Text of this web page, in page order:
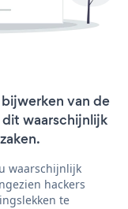
van de
waarschijnlijk
waarschijnlijk
hackers
te